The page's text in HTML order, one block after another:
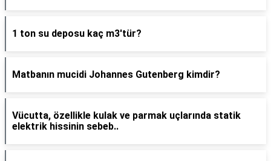
1 ton su deposu kaç m3'tür?
Matbanın mucidi Johannes Gutenberg kimdir?
Vücutta, özellikle kulak ve parmak uçlarında statik
elektrik hissinin sebeb..